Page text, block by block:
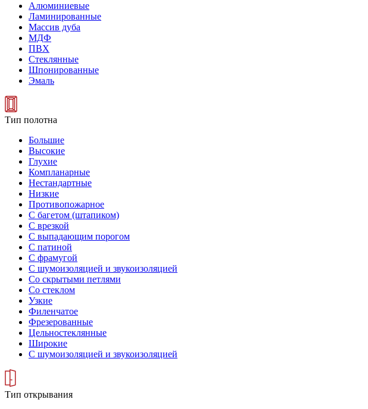
Алюминиевые
Ламинированные
Массив дуба
МДФ
ПВХ
Стеклянные
Шпонированные
Эмаль
Тип полотна
Большие
Высокие
Глухие
Компланарные
Нестандартные
Низкие
Противопожарное
С багетом (штапиком)
С врезкой
С выпадающим порогом
С патиной
С фрамугой
С шумоизоляцией и звукоизоляцией
Со скрытыми петлями
Со стеклом
Узкие
Филенчатое
Фрезерованные
Цельностеклянные
Широкие
С шумоизоляцией и звукоизоляцией
Тип открывания